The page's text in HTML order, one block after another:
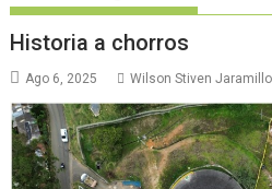
Historia a chorros
Ago 6, 2025 Wilson Stiven